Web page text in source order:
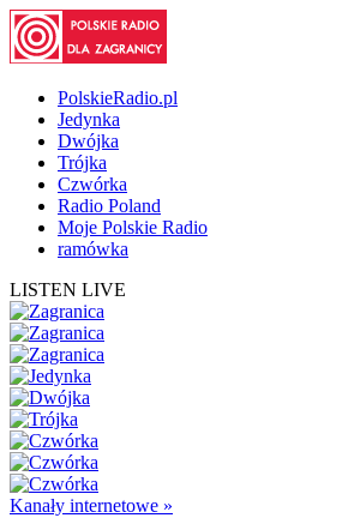
PolskieRadio.pl
Jedynka
Dwójka
Trójka
Czwórka
Radio Poland
Moje Polskie Radio
ramówka
LISTEN LIVE
Kanały internetowe »